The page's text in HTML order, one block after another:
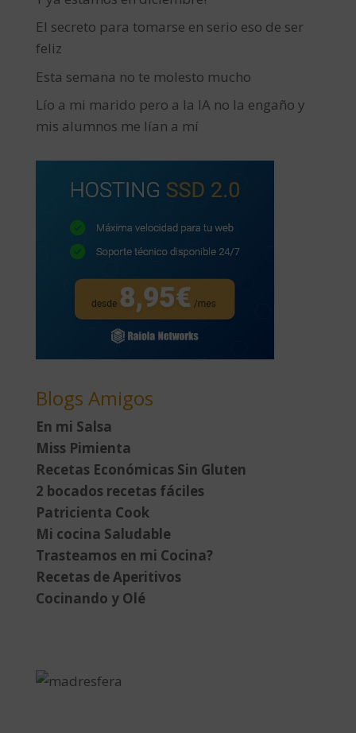
El secreto para tomarse en serio eso de ser
feliz
Esta semana no te molesto mucho
Lío a mi marido pero a la IA no la engaño y
mis alumnos me lían a mí
Blogs Amigos
En mi Salsa
Miss Pimienta
Recetas Económicas Sin Gluten
2 bocados recetas fáciles
Patricienta Cook
Mi cocina Saludable
Trasteamos en mi Cocina?
Recetas de Aperitivos
Cocinando y Olé